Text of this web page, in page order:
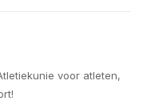
voor atleten,